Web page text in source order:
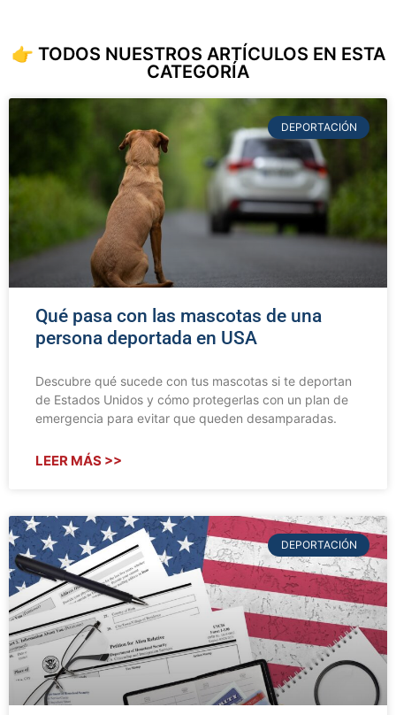
👉 TODOS NUESTROS ARTÍCULOS EN ESTA
CATEGORÍA
DEPORTACIÓN
Qué pasa con las mascotas de una
persona deportada en USA
Descubre qué sucede con tus mascotas si te deportan
de Estados Unidos y cómo protegerlas con un plan de
emergencia para evitar que queden desamparadas.
LEER MÁS >>
DEPORTACIÓN